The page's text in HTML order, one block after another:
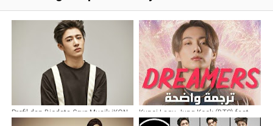
Profil dan Biodata Grup Musik iKON
Kunci Lagu Jung Kook (BTS) feat
Fahad Al Kubaisi - Dreamers